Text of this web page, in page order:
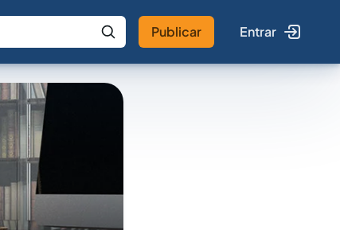
Buscar no Jus
Publicar Entrar